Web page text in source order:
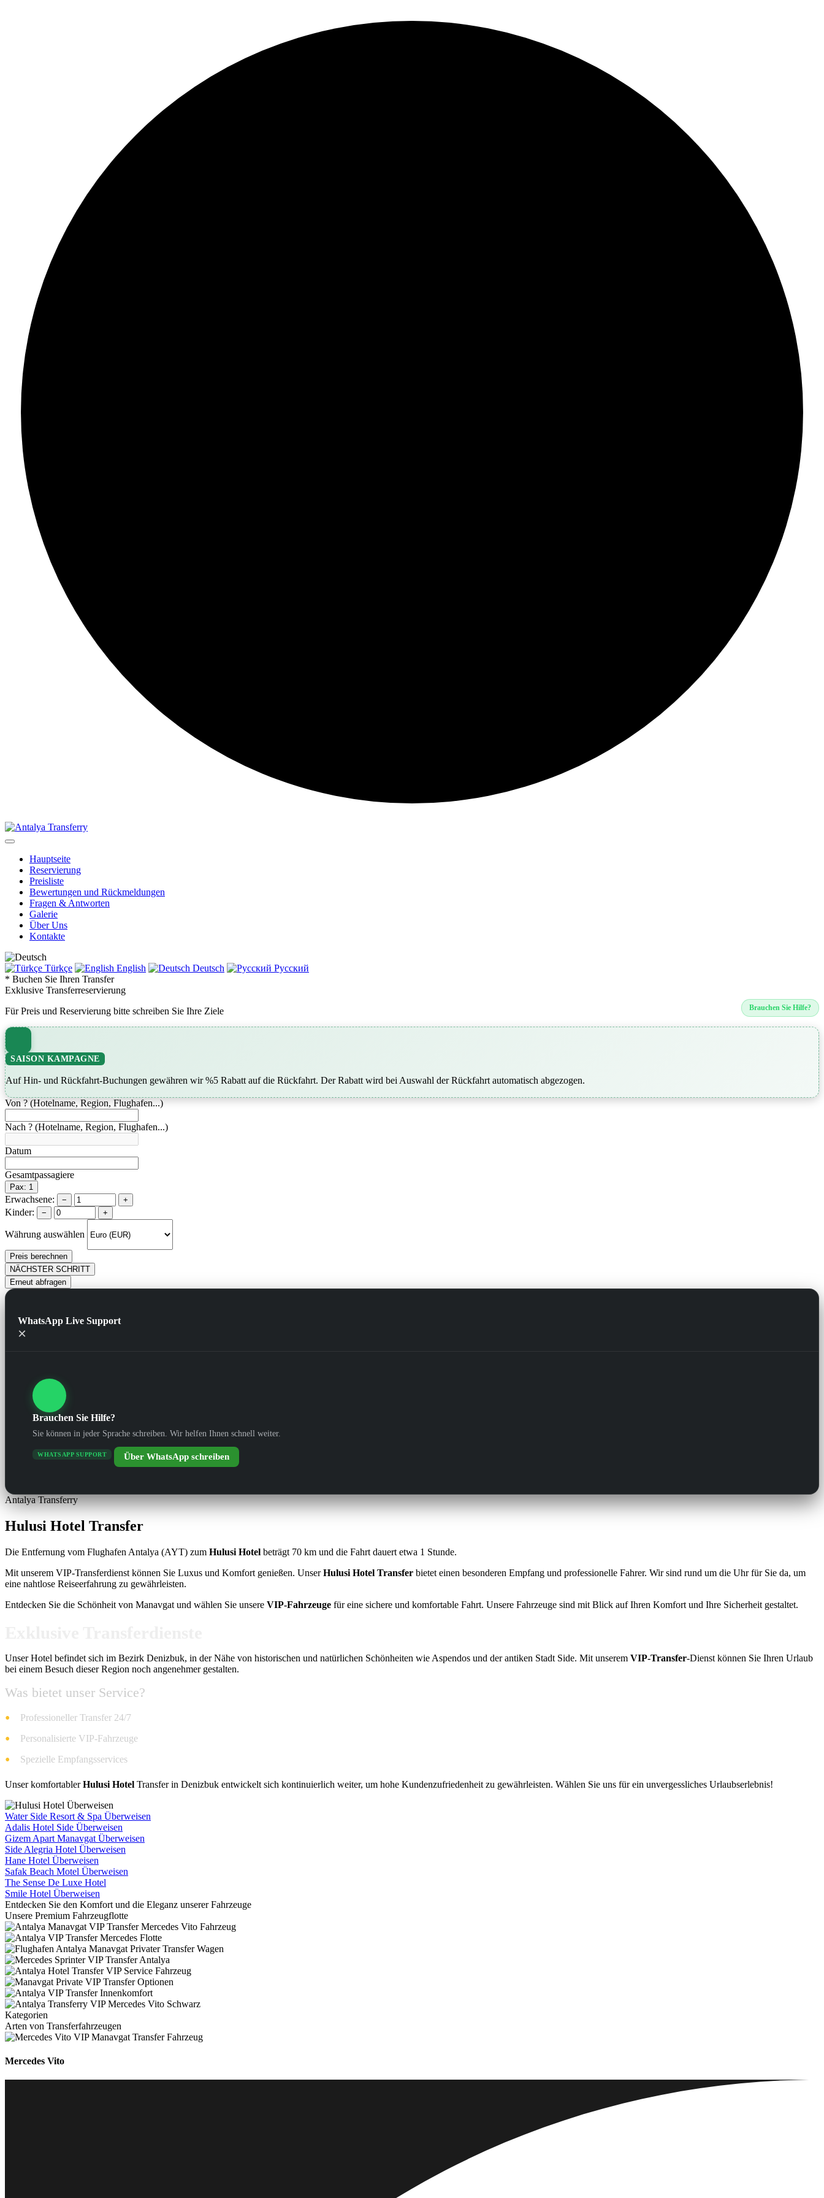
Hauptseite
Reservierung
Preisliste
Bewertungen und Rückmeldungen
Fragen & Antworten
Galerie
Über Uns
Kontakte
Türkçe English Deutsch
Pусский
* Buchen Sie Ihren Transfer
Exklusive Transferreservierung
Für Preis und Reservierung bitte schreiben Sie Ihre Ziele
Brauchen Sie Hilfe?
SAISON KAMPAGNE
Auf Hin- und Rückfahrt-Buchungen gewähren wir %5 Rabatt auf die Rückfahrt. Der Rabatt wird bei Auswahl der Rückfahrt automatisch abgezogen.
Von ? (Hotelname, Region, Flughafen...)
Nach ? (Hotelname, Region, Flughafen...)
Datum
Gesamtpassagiere
Pax: 1
Erwachsene: − +
Kinder: − +
Währung auswählen
Preis berechnen
NÄCHSTER SCHRITT
Erneut abfragen
WhatsApp Live Support
×
Brauchen Sie Hilfe?
Sie können in jeder Sprache schreiben. Wir helfen Ihnen schnell weiter.
WHATSAPP SUPPORT Über WhatsApp schreiben
Antalya Transferry
Hulusi Hotel Transfer
Die Entfernung vom Flughafen Antalya (AYT) zum Hulusi Hotel beträgt 70 km und die Fahrt dauert etwa 1 Stunde.
Mit unserem VIP-Transferdienst können Sie Luxus und Komfort genießen. UnserHulusi Hotel Transfer bietet einen besonderen Empfang und professionelle Fahrer. Wir sind rund um die Uhr für Sie da, um
eine nahtlose Reiseerfahrung zu gewährleisten.
Entdecken Sie die Schönheit von Manavgat und wählen Sie unsere VIP-Fahrzeuge für eine sichere und komfortable Fahrt. Unsere Fahrzeuge sind mit Blick auf Ihren Komfort und Ihre Sicherheit gestaltet.
Unser Hotel befindet sich im Bezirk Denizbuk, in der Nähe von historischen und natürlichen Schönheiten wie Aspendos und der antiken Stadt Side. Mit unserem VIP-Transfer-Dienst können Sie Ihren Urlaub
bei einem Besuch dieser Region noch angenehmer gestalten.
Was bietet unser Service?
Professioneller Transfer 24/7
Personalisierte VIP-Fahrzeuge
Spezielle Empfangsservices
Unser komfortablerHulusi Hotel Transfer in Denizbuk entwickelt sich kontinuierlich weiter, um hohe Kundenzufriedenheit zu gewährleisten. Wählen Sie uns für ein unvergessliches Urlaubserlebnis!
Water Side Resort & Spa Überweisen
Adalis Hotel Side Überweisen
Gizem Apart Manavgat Überweisen
Side Alegria Hotel Überweisen
Hane Hotel Überweisen
Safak Beach Motel Überweisen
The Sense De Luxe Hotel
Smile Hotel Überweisen
Entdecken Sie den Komfort und die Eleganz unserer Fahrzeuge
Unsere Premium Fahrzeugflotte
Kategorien
Arten von Transferfahrzeugen
Mercedes Vito